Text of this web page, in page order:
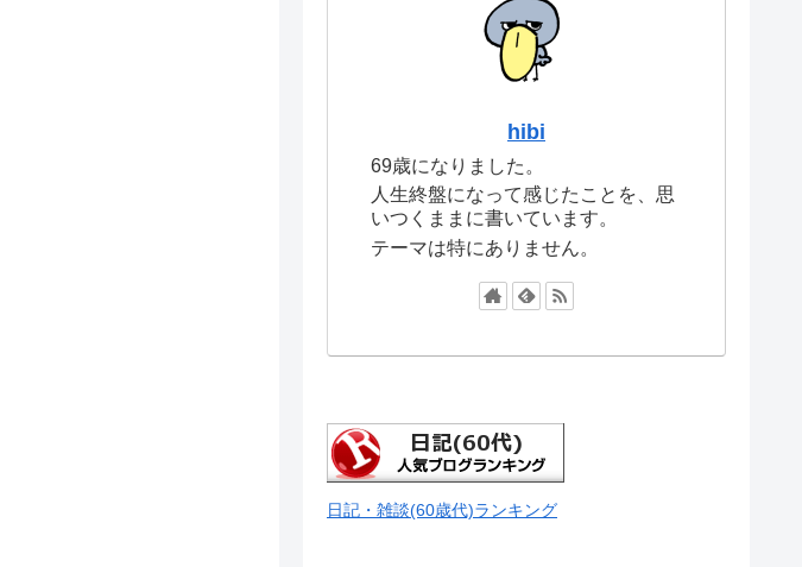
hibi
69歳になりました。
人生終盤になって感じたことを、思
いつくままに書いています。
テーマは特にありません。
日記・雑談(60歳代)ランキング